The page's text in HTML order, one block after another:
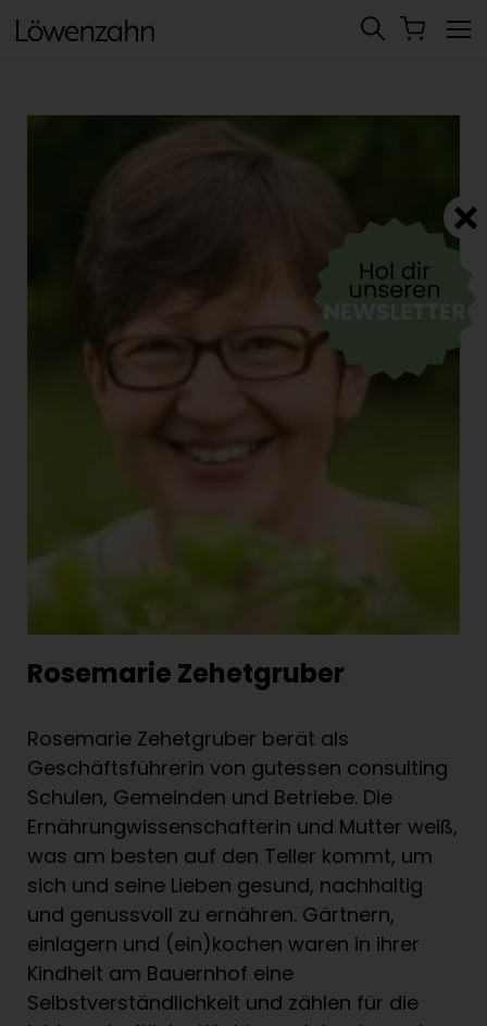
Rosemarie Zehetgruber
Rosemarie Zehetgruber berät als
Geschäftsführerin von gutessen consulting
Schulen, Gemeinden und Betriebe. Die
Ernährungwissenschafterin und Mutter weiß,
was am besten auf den Teller kommt, um
sich und seine Lieben gesund, nachhaltig
und genussvoll zu ernähren. Gärtnern,
einlagern und (ein)kochen waren in ihrer
Kindheit am Bauernhof eine
Selbstverständlichkeit und zählen für die